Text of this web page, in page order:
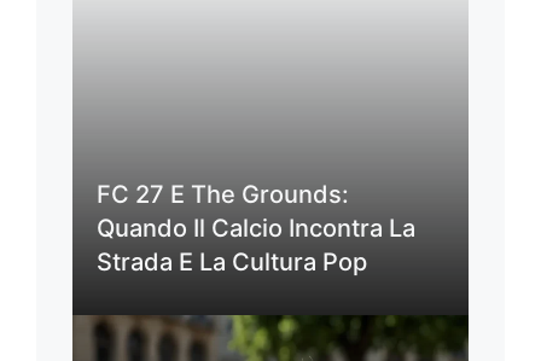
FC 27 E The Grounds:
Quando Il Calcio Incontra La
Strada E La Cultura Pop